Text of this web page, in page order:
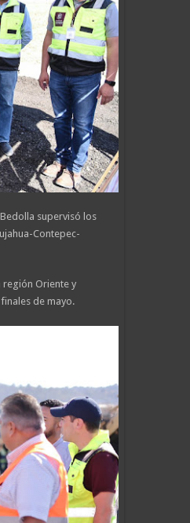
supervisó los
Contepec-
Oriente y
de mayo.